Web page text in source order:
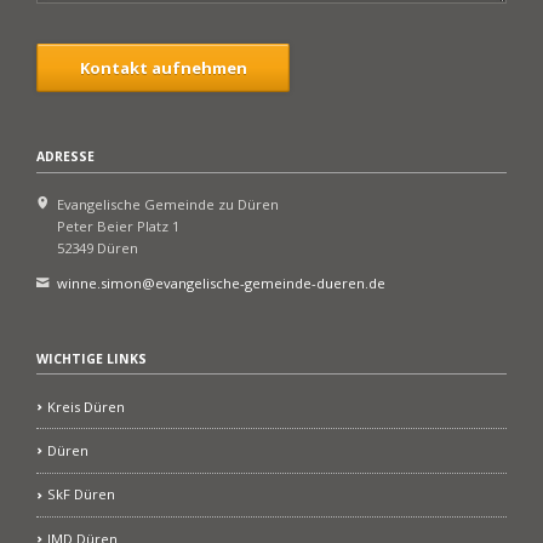
Kontakt aufnehmen
ADRESSE
Evangelische Gemeinde zu Düren
Peter Beier Platz 1
52349 Düren
winne.simon@evangelische-gemeinde-dueren.de
WICHTIGE LINKS
Kreis Düren
Düren
SkF Düren
JMD Düren